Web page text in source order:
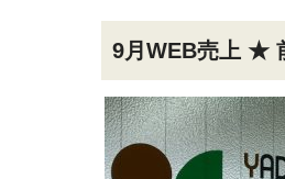
9月WEB売上 ★